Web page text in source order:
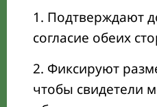
Подтверждают
согласие обеих
Фиксируют
чтобы свидетели